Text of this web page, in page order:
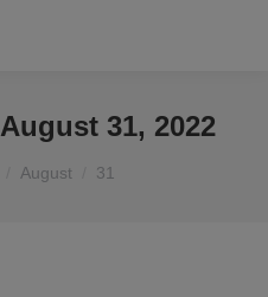
August 31, 2022
August 31